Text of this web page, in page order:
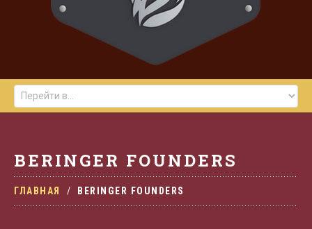
BERINGER FOUNDERS
ГЛАВНАЯ BERINGER FOUNDERS